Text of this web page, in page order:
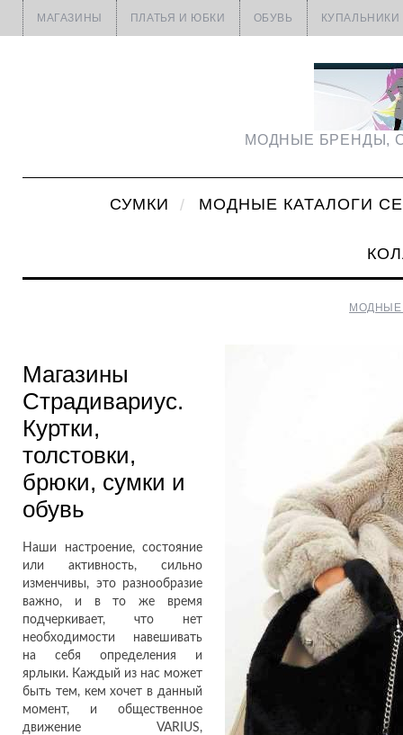
МАГАЗИНЫ ПЛАТЬЯ И ЮБКИ ОБУВЬ КУПАЛЬНИКИ
МОДНЫЕ БРЕНДЫ,
СУМКИ МОДНЫЕ КАТАЛОГИ
МОДНЫЕ
Магазины
Страдивариус.
Куртки,
толстовки,
брюки, сумки и
обувь
Наши настроение, состояние
или активность, сильно
изменчивы, это разнообразие
важно, и в то же время
подчеркивает, что нет
необходимости навешивать
на себя определения и
ярлыки. Каждый из нас может
быть тем, кем хочет в данный
момент, и общественное
движение VARIUS,